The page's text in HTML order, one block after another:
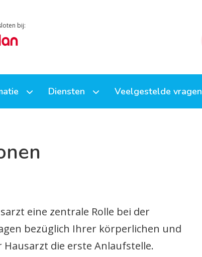
bij:
Diensten
Reisvaccinatie
Uitslag van een onderzoek
Veelgestelde vragen
eine zentrale Rolle bei der
bezüglich Ihrer körperlichen und
die erste Anlaufstelle.